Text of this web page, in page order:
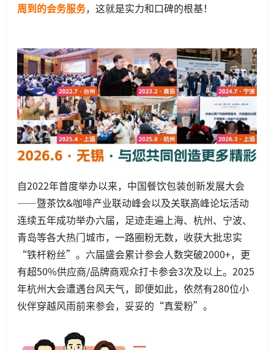
周到的会务服务，这就是实力和口碑的根基！
自2022年首度举办以来，中国餐饮包装创新发展大会
——暨茶饮&咖啡产业联动峰会以及关联高峰论坛活动
连续五年成功举办六届，足迹走遍上海、杭州、宁波、
青岛等各大热门城市，一路圈粉无数，收获大批忠实
“铁杆粉丝”。六届盛会累计参会人数突破2000+，更
有超50%供应商/品牌商观众打卡参会3次及以上。2025
年杭州大会遭遇台风天气，即便如此，依然有280位小
伙伴穿越风雨前来参会，妥妥的“真爱粉”。